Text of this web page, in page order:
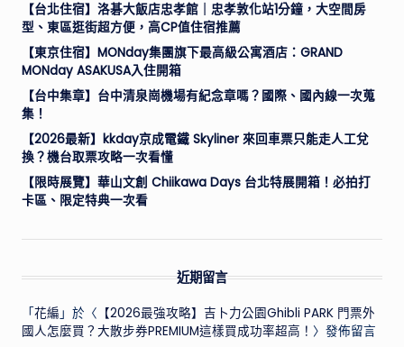
【台北住宿】洛碁大飯店忠孝館｜忠孝敦化站1分鐘，大空間房
型、東區逛街超方便，高CP值住宿推薦
【東京住宿】MONday集團旗下最高級公寓酒店：GRAND
MONday ASAKUSA入住開箱
【台中集章】台中清泉崗機場有紀念章嗎？國際、國內線一次蒐
集！
【2026最新】kkday京成電鐵 Skyliner 來回車票只能走人工兌
換？機台取票攻略一次看懂
【限時展覽】華山文創 Chiikawa Days 台北特展開箱！必拍打
卡區、限定特典一次看
近期留言
「 花編 」於〈 【2026最強攻略】吉卜力公園Ghibli PARK 門票外
國人怎麼買？大散步券PREMIUM這樣買成功率超高！ 〉發佈留言